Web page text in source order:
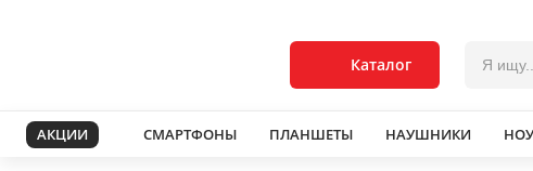
Каталог
АКЦИИ СМАРТФОНЫ ПЛАНШЕТЫ НАУШНИКИ